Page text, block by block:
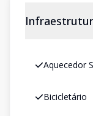
Aquecedor
Bicicletário